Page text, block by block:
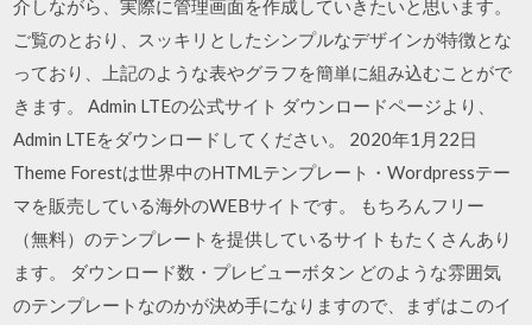
介しながら、実際に管理画面を作成していきたいと思います。
ご覧のとおり、スッキリとしたシンプルなデザインが特徴とな
っており、上記のような表やグラフを簡単に組み込むことがで
きます。 Admin LTEの公式サイト ダウンロードページより、
Admin LTEをダウンロードしてください。 2020年1月22日
Theme Forestは世界中のHTMLテンプレート・Wordpressテー
マを販売している海外のWEBサイトです。 もちろんフリー
（無料）のテンプレートを提供しているサイトもたくさんあり
ます。 ダウンロード数・プレビューボタン どのような雰囲気
のテンプレートなのかが決め手になりますので、まずはこのイ